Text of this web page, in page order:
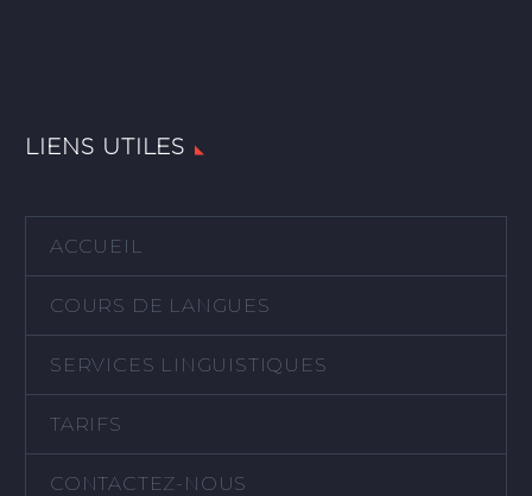
LIENS UTILES
ACCUEIL
COURS DE LANGUES
SERVICES LINGUISTIQUES
TARIFS
CONTACTEZ-NOUS